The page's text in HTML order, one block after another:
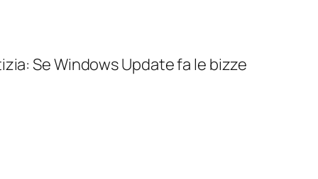
Se Windows Update fa le bizze